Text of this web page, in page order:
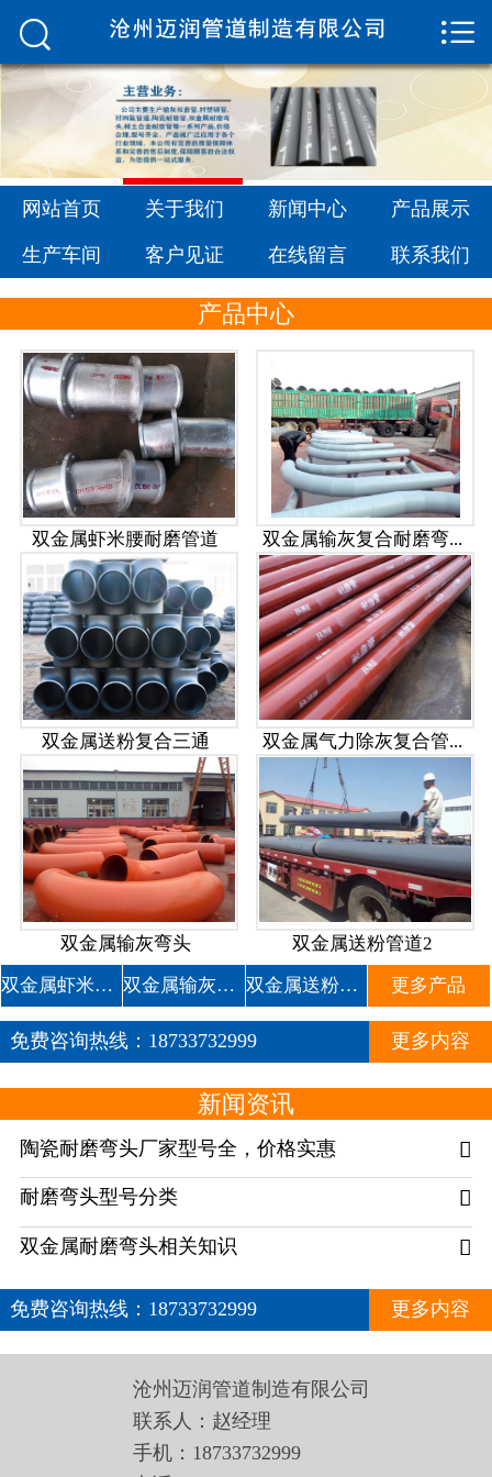
 网站首页
关于我们
新闻中心
产品展示
生产车间
联系我们


网站首页 关于我们 新闻中心 产品展示
生产车间 客户见证 在线留言 联系我们
产品中心
双金属虾米腰耐磨管道 双金属输灰复合耐磨弯...
双金属送粉复合三通 双金属气力除灰复合管...
双金属输灰弯头 双金属送粉管道2
双金属虾米腰耐磨管道 双金属输灰复合耐磨弯头1 双金属送粉复合三通 更多产品
免费咨询热线： 18733732999 更多内容
新闻资讯
陶瓷耐磨弯头厂家型号全，价格实惠 
耐磨弯头型号分类 
双金属耐磨弯头相关知识 
免费咨询热线： 18733732999 更多内容
沧州迈润管道制造有限公司
联系人：赵经理
手机：18733732999